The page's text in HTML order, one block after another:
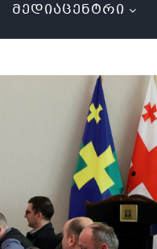
ᲛᲔᲓᲘᲐᲪᲔᲜᲢᲠᲘ